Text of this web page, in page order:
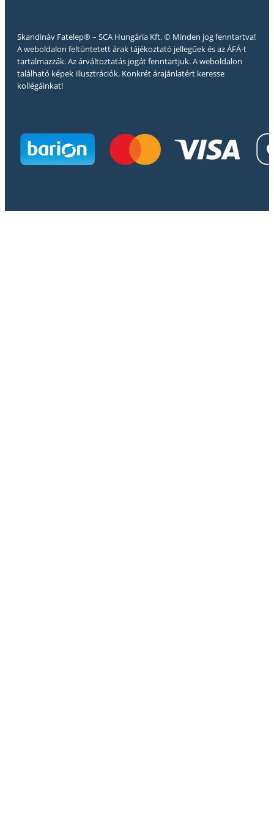
Skandináv Fatelep® – SCA Hungária Kft. © Minden jog fenntartva!
A weboldalon feltüntetett árak tájékoztató jellegűek és az ÁFÁ-t
tartalmazzák. Az árváltoztatás jogát fenntartjuk. A weboldalon
található képek illusztrációk. Konkrét árajánlatért keresse
kollégáinkat!